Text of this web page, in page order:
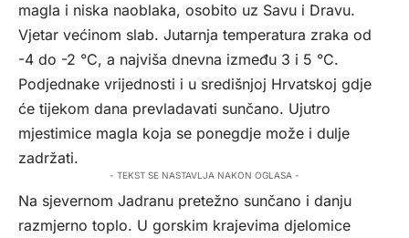
magla i niska naoblaka, osobito uz Savu i Dravu.
Vjetar većinom slab. Jutarnja temperatura zraka od
-4 do -2 °C, a najviša dnevna između 3 i 5 °C.
Podjednake vrijednosti i u središnjoj Hrvatskoj gdje
će tijekom dana prevladavati sunčano. Ujutro
mjestimice magla koja se ponegdje može i dulje
zadržati.
- TEKST SE NASTAVLJA NAKON OGLASA -
Na sjevernom Jadranu pretežno sunčano i danju
razmjerno toplo. U gorskim krajevima djelomice